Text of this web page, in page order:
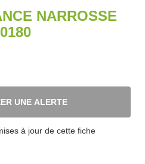
NARROSSE
UNE ALERTE
à jour de cette fiche